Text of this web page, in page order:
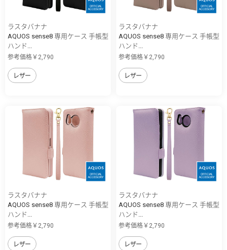
ラスタバナナ
AQUOS sense8 専用ケース 手帳型
ハンド...
参考価格￥2,790
レザー
ラスタバナナ
AQUOS sense8 専用ケース 手帳型
ハンド...
参考価格￥2,790
レザー
ラスタバナナ
AQUOS sense8 専用ケース 手帳型
ハンド...
参考価格￥2,790
レザー
ラスタバナナ
AQUOS sense8 専用ケース 手帳型
ハンド...
参考価格￥2,790
レザー